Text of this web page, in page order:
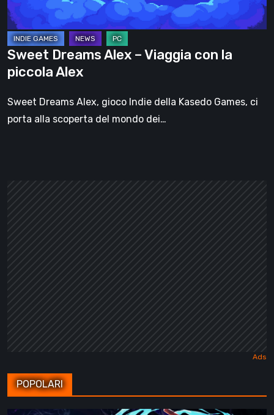
piccola
Alex
Sweet Dreams Alex – Viaggia con la
piccola Alex
Sweet Dreams Alex, gioco Indie della Kasedo Games, ci
porta alla scoperta del mondo dei…
POPOLARI